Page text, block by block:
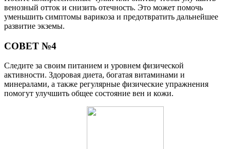
венозный отток и снизить отечность. Это может помочь
уменьшить симптомы варикоза и предотвратить дальнейшее
развитие экземы.
СОВЕТ №4
Следите за своим питанием и уровнем физической
активности. Здоровая диета, богатая витаминами и
минералами, а также регулярные физические упражнения
помогут улучшить общее состояние вен и кожи.